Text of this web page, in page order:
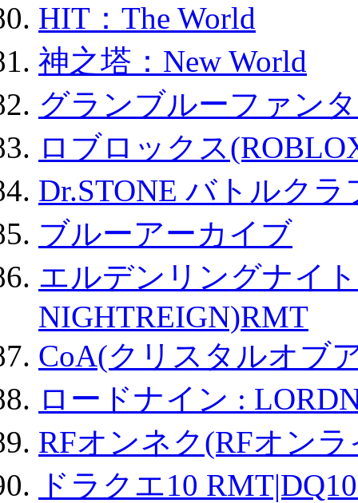
HIT：The World
神之塔：New World
グランブルーファン
ロブロックス
Dr.STONE バトルク
ブルーアーカイブ
エルデンリングナイ
NIGHTREIGN)RMT
CoA(クリスタルオブ
ロードナイン :
RFオンネク(RFオン
ドラクエ10